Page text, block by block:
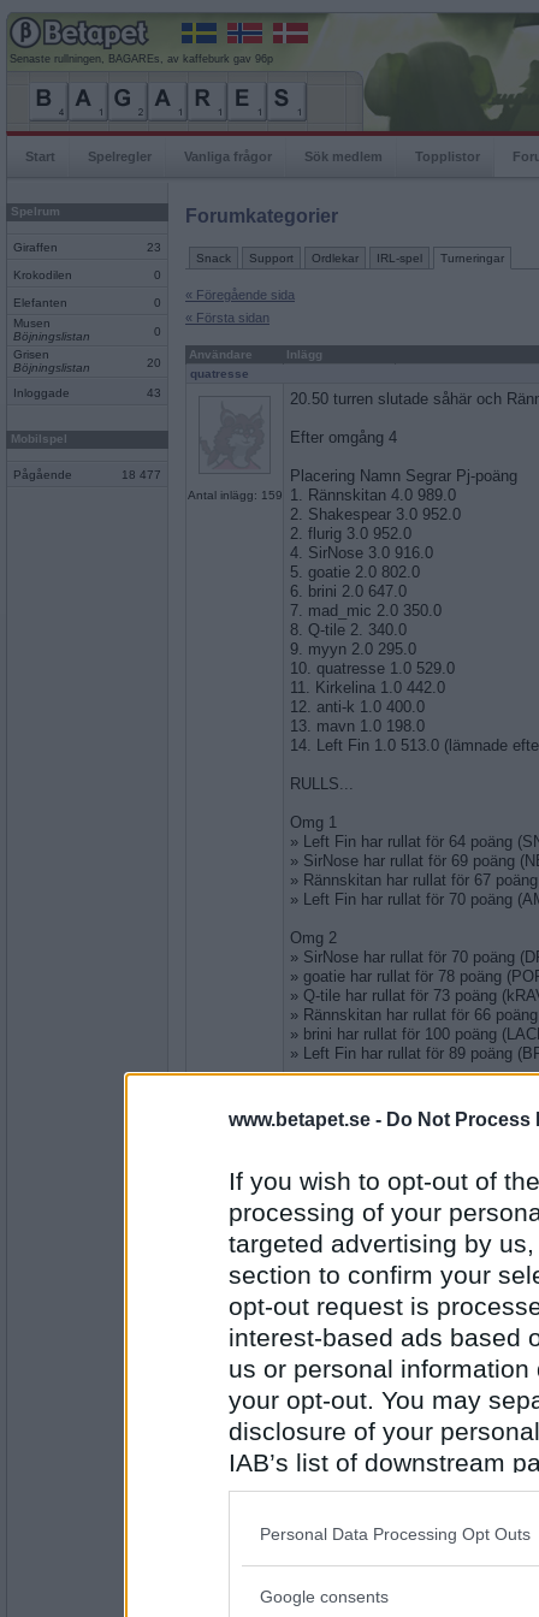
www.betapet.se - Do Not Process
If you wish to opt-out of
processing of your
targeted advertising by
section to confirm your
opt-out request is
interest-based ads based
us or personal
your opt-out. You may
disclosure of your
IAB’s list of downstream
also be disclosed by us
Downstream Participants
Please note that this
Personal Data Processing Opt Outs
Google consents
Senaste rullningen, BAGAREs, av kaffeburk gav 96p
Start Spelregler Vanliga frågor Sök medlem Topplistor
Spelrum
Giraffen 23
Krokodilen 0
Elefanten
0
Musen
Böjningslistan
0
Grisen
Böjningslistan
20
Inloggade 43
Mobilspel
Pågående 18 477
Forumkategorier
Snack Support Ordlekar IRL-spel Turneringar
« Föregående sida
« Första sidan
Användare
Inlägg
quatresse
Antal inlägg: 159
20.50 turren slutade såhär och
Efter omgång 4
Placering Namn Segrar Pj-poäng
1. Rännskitan 4.0 989.0
2. Shakespear 3.0 952.0
2. flurig 3.0 952.0
4. SirNose 3.0 916.0
5. goatie 2.0 802.0
6. brini 2.0 647.0
7. mad_mic 2.0 350.0
8. Q-tile 2. 340.0
9. myyn 2.0 295.0
10. quatresse 1.0 529.0
11. Kirkelina 1.0 442.0
12. anti-k 1.0 400.0
13. mavn 1.0 198.0
14. Left Fin 1.0 513.0 (lämnade
RULLS...
Omg 1
» Left Fin har rullat för 64 poäng
» SirNose har rullat för 69 poäng
» Rännskitan har rullat för 67
» Left Fin har rullat för 70 poäng
Omg 2
» SirNose har rullat för 70 poäng
» goatie har rullat för 78 poäng
» Q-tile har rullat för 73 poäng
» Rännskitan har rullat för 66
» brini har rullat för 100 poäng
» Left Fin har rullat för 89 poäng
» SirNose har rullat för 60 poäng
» anti-k har rullat för 76 poäng
Omg 4.
» SirNose har rullat för 79 poäng
» Rännskitan har rullat för 71
» Q-tile har rullat för 75 poäng
VILOPAUS blev turrens rull!
efctobbe- Ej medlem längre
Antal inlägg: 58
Någon som vill dra igång en?
Turnering 23.30 i papegojan